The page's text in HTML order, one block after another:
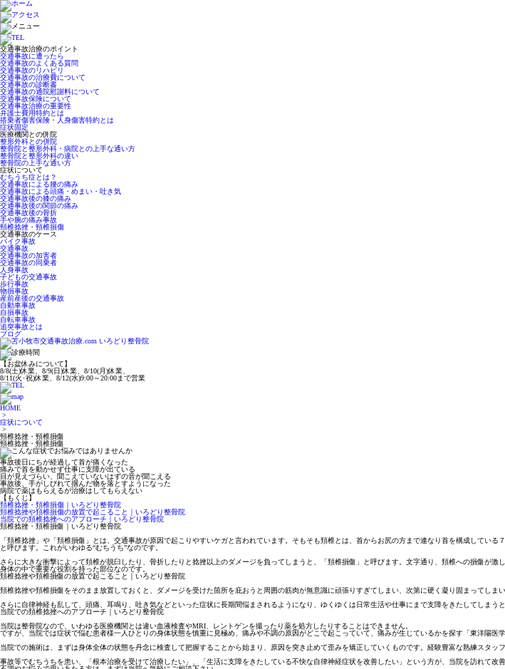
交通事故治療のポイント
交通事故に遭ったら
交通事故のよくある質問
交通事故のリハビリ
交通事故の治療費について
交通事故の診断書
交通事故の通院慰謝料について
交通事故保険について
交通事故治療の重要性
弁護士費用特約とは
搭乗者傷害保険・人身傷害特約とは
症状固定
医療機関との併院
整形外科との併院
整骨院と整形外科・病院との上手な通い方
整骨院と整形外科の違い
整骨院の上手な通い方
症状について
むちうち症とは？
交通事故による腰の痛み
交通事故による頭痛・めまい・吐き気
交通事故後の膝の痛み
交通事故後の関節の痛み
交通事故後の骨折
手や腕の痛み事故
頸椎捻挫・頸椎損傷
交通事故のケース
バイク事故
交通事故
交通事故の加害者
交通事故の同乗者
人身事故
子どもの交通事故
歩行事故
物損事故
産前産後の交通事故
自動車事故
自損事故
自転車事故
追突事故とは
ブログ
【お盆休みについて】
8/8(土)休業、8/9(日)休業、8/10(月)休業、
8/11(火･祝)休業、8/12(水)9:00～20:00まで営業
HOME
>
症状について
>
頸椎捻挫・頸椎損傷
頸椎捻挫・頸椎損傷
事故後日にちが経過して首が痛くなった
痛みで首を動かせず仕事に支障が出ている
目が見えづらい、聞こえていないはずの音が聞こえる
事故後、手がしびれて掴んだ物を落とすようになった
病院で薬はもらえるが治療はしてもらえない
【もくじ】
頚椎捻挫・頚椎損傷｜いろどり整骨院
頚椎捻挫や頚椎損傷の放置で起こること｜いろどり整骨院
当院での頚椎捻挫へのアプローチ｜いろどり整骨院
頚椎捻挫・頚椎損傷｜いろどり整骨院
「頚椎捻挫」や「頚椎損傷」とは、交通事故が原因で起こりやすいケガと言われています。そもそも頚椎とは、首からお尻の方まで連なり首を構成してい
と呼びます。これがいわゆる“むちうち”なのです。
さらに大きな衝撃によって頚椎が脱臼したり、骨折したりと捻挫以上のダメージを負ってしまうと、「頚椎損傷」と呼びます。文字通り、頚椎への損傷が
身体の中で重要な役割を持った部位なのです。
頚椎捻挫や頚椎損傷の放置で起こること｜いろどり整骨院
頚椎捻挫や頚椎損傷をそのまま放置しておくと、ダメージを受けた箇所を庇おうと周囲の筋肉が無意識に頑張りすぎてしまい、次第に硬く凝り固まってし
さらに自律神経も乱して、頭痛、耳鳴り、吐き気などといった症状に長期間悩まされるようになり、ゆくゆくは日常生活や仕事にまで支障をきたしてしまう
当院での頚椎捻挫へのアプローチ｜いろどり整骨院
当院は整骨院なので、いわゆる医療機関とは違い血液検査やMRI、レントゲンを撮ったり薬を処方したりすることはできません。
ですが、当院では症状で悩む患者様一人ひとりの身体状態を慎重に見極め、痛みや不調の原因がどこで起こっていて、痛みが生じているかを探す「東洋陽医
当院での施術は、まずは身体全体の状態を丹念に検査して把握することから始まり、原因を突き止めて歪みを矯正していくものです。経験豊富な熟練スタ
事故等でむちうちを患い、「根本治療を受けて治療したい」、「生活に支障をきたしている不快な自律神経症状を改善したい」という方が、当院を訪れて改